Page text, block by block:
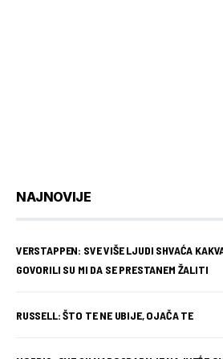
NAJNOVIJE
VERSTAPPEN: SVE VIŠE LJUDI SHVAĆA
GOVORILI SU MI DA SE PRESTANEM ŽALITI
RUSSELL: ŠTO TE NE UBIJE, OJAČA TE